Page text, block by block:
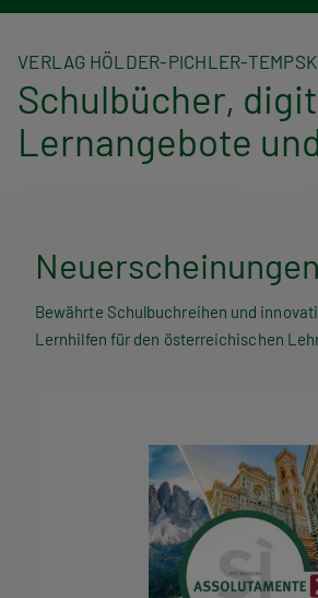
VERLAG HÖLDER-PICHLER-
Schulbücher,
Lernangebote
Neuerscheinungen
Bewährte Schulbuchreihen und
Lernhilfen für den österreichischen